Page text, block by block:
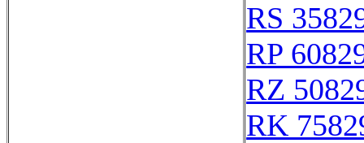
RS
RP
RZ
RK